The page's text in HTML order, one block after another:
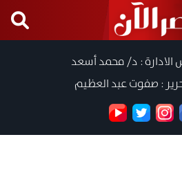
: د/ محمد أسعد
: صفوت عبد العظيم